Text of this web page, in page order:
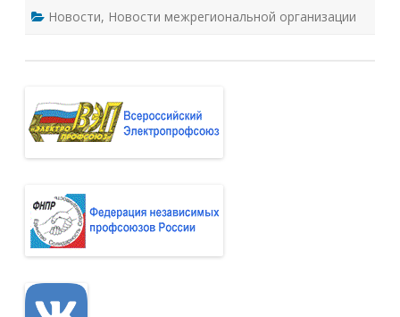
Новости, Новости межрегиональной организации